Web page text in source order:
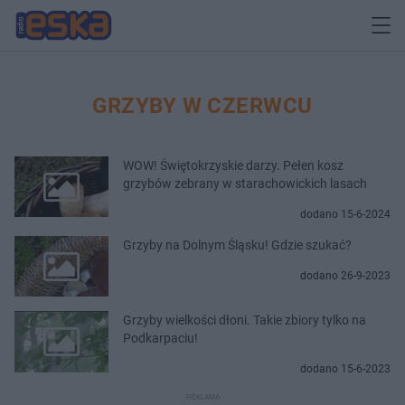
GRZYBY W CZERWCU
WOW! Świętokrzyskie darzy. Pełen kosz
grzybów zebrany w starachowickich lasach
dodano 15-6-2024
Grzyby na Dolnym Śląsku! Gdzie szukać?
dodano 26-9-2023
Grzyby wielkości dłoni. Takie zbiory tylko na
Podkarpaciu!
dodano 15-6-2023